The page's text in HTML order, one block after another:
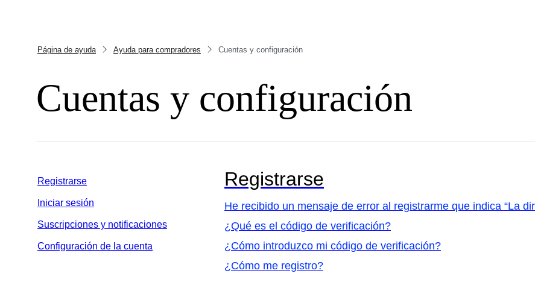
Página de ayuda Ayuda para compradores Cuentas y configuración
Cuentas y configuración
Registrarse
Iniciar sesión
Suscripciones y notificaciones
Configuración de la cuenta
Registrarse
He recibido un mensaje de error al registrarme que indica “La
¿Qué es el código de verificación?
¿Cómo introduzco mi código de verificación?
¿Cómo me registro?